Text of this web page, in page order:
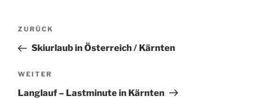
Beitragsnavigation
Vorheriger
Beitrag
ZURÜCK
Skiurlaub in Österreich / Kärnten
Nächster
Beitrag
WEITER
Langlauf – Lastminute in Kärnten